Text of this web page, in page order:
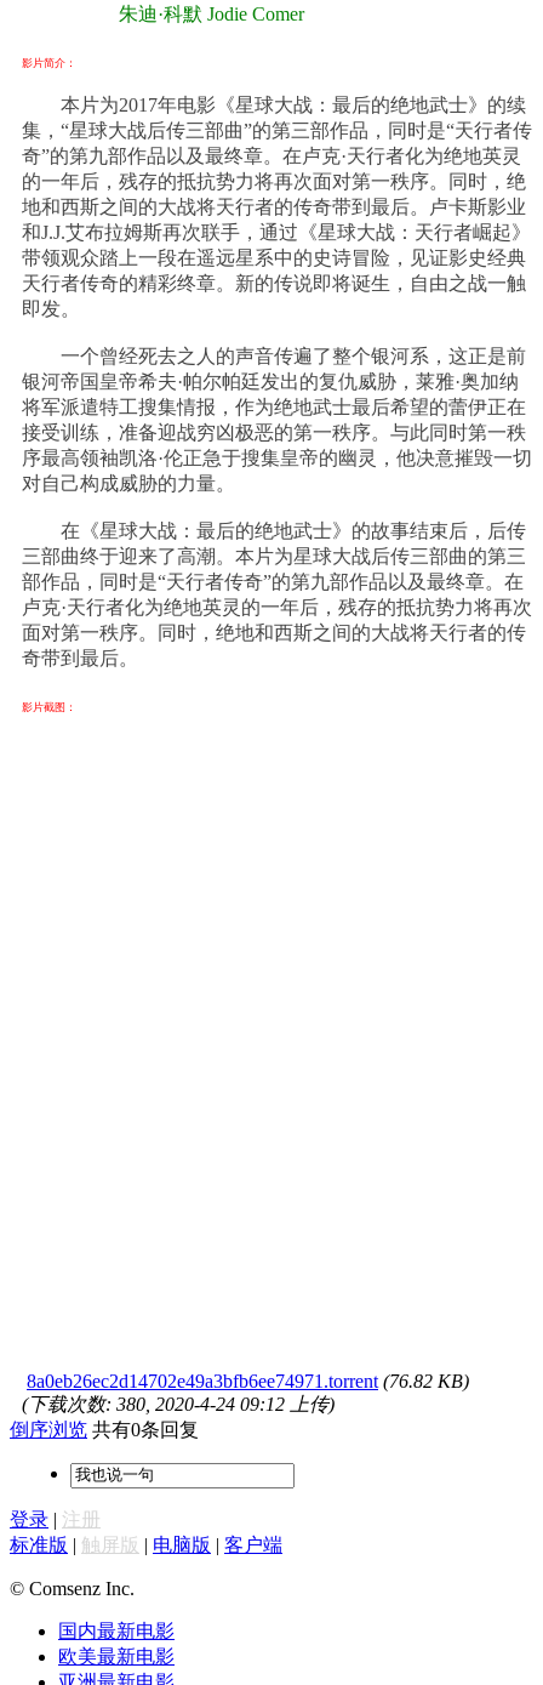
朱迪·科默 Jodie Comer
影片简介：
本片为2017年电影《星球大战：最后的绝地武士》的续
集，“星球大战后传三部曲”的第三部作品，同时是“天行者传
奇”的第九部作品以及最终章。在卢克·天行者化为绝地英灵
的一年后，残存的抵抗势力将再次面对第一秩序。同时，绝
地和西斯之间的大战将天行者的传奇带到最后。卢卡斯影业
和J.J.艾布拉姆斯再次联手，通过《星球大战：天行者崛起》
带领观众踏上一段在遥远星系中的史诗冒险，见证影史经典
天行者传奇的精彩终章。新的传说即将诞生，自由之战一触
即发。
一个曾经死去之人的声音传遍了整个银河系，这正是前
银河帝国皇帝希夫·帕尔帕廷发出的复仇威胁，莱雅·奥加纳
将军派遣特工搜集情报，作为绝地武士最后希望的蕾伊正在
接受训练，准备迎战穷凶极恶的第一秩序。与此同时第一秩
序最高领袖凯洛·伦正急于搜集皇帝的幽灵，他决意摧毁一切
对自己构成威胁的力量。
在《星球大战：最后的绝地武士》的故事结束后，后传
三部曲终于迎来了高潮。本片为星球大战后传三部曲的第三
部作品，同时是“天行者传奇”的第九部作品以及最终章。在
卢克·天行者化为绝地英灵的一年后，残存的抵抗势力将再次
面对第一秩序。同时，绝地和西斯之间的大战将天行者的传
奇带到最后。
影片截图：
8a0eb26ec2d14702e49a3bfb6ee74971.torrent (76.82 KB)
(下载次数: 380, 2020-4-24 09:12 上传)
倒序浏览 共有0条回复
登录 | 注册
标准版 | 触屏版 | 电脑版 | 客户端
© Comsenz Inc.
国内最新电影
欧美最新电影